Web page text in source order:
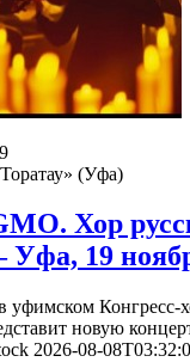
(Уфа)
Хор
Уфа, 19
уфимском Конгресс-
новую
2026-08-